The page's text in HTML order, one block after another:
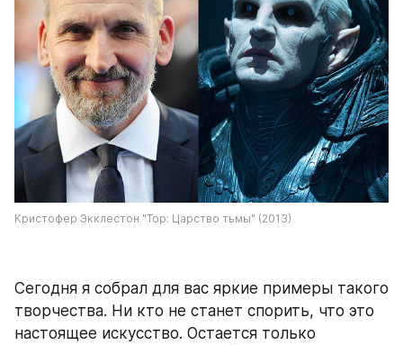
Кристофер Экклестон "Тор: Царство тьмы" (2013)
Сегодня я собрал для вас яркие примеры такого
творчества. Ни кто не станет спорить, что это
настоящее искусство. Остается только